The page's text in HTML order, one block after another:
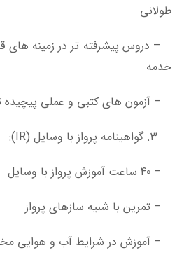
طولانی
– دروس پیشرفته تر در زمینه های
خدمه
– آزمون های کتبی و عملی پیچیده
گواهینامه پرواز با وسایل (IR):
– 40 ساعت آموزش پرواز با وسایل
– تمرین با شبیه سازهای پرواز
– آموزش در شرایط آب و هوایی